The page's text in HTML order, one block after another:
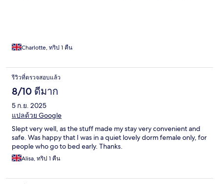
Charlotte, ทริป 1 คืน
รีวิวที่ตรวจสอบแล้ว
8/10 ดีมาก
5 ก.ย. 2025
แปลด้วย Google
Slept very well, as the stuff made my stay very convenient and
safe. Was happy that I was in a quiet lovely dorm female only, for
people who go to bed early. Thanks.
Alisa, ทริป 1 คืน